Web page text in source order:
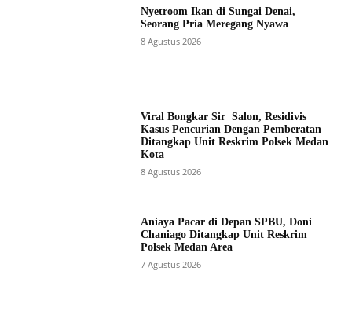
Nyetroom Ikan di Sungai Denai,
Seorang Pria Meregang Nyawa
8 Agustus 2026
Viral Bongkar Sir Salon, Residivis
Kasus Pencurian Dengan Pemberatan
Ditangkap Unit Reskrim Polsek Medan
Kota
8 Agustus 2026
Aniaya Pacar di Depan SPBU, Doni
Chaniago Ditangkap Unit Reskrim
Polsek Medan Area
7 Agustus 2026